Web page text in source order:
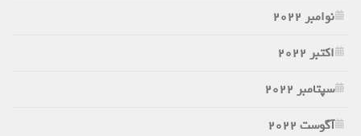
نوامبر 2022
اکتبر 2022
سپتامبر 2022
آگوست 2022